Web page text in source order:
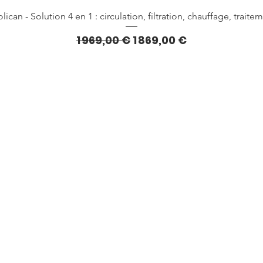
Aperçu rapide
- Solution 4 en 1 : circulation, filtration, chauffage,
Prix original
1 969,00 € Prix promotionnel
1 869,00 €